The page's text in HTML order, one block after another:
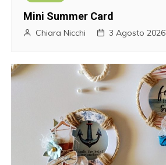
Mini Summer Card
Chiara Nicchi 3 Agosto 2026